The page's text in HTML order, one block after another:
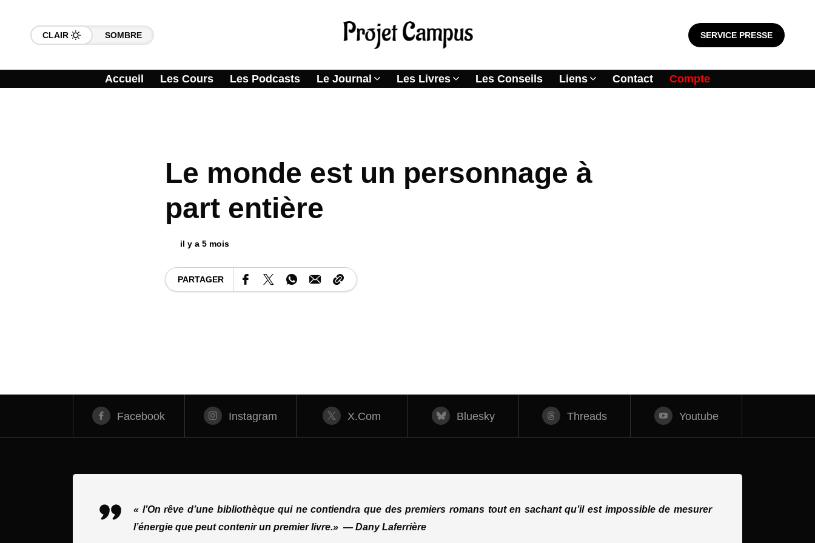
CLAIR SOMBRE SERVICE PRESSE
Accueil Les Cours Les Podcasts Le Journal Les Livres Les Conseils Liens Contact Compte
02
Le monde est un personnage à
part entière
il y a 5 mois
PARTAGER
Facebook Instagram X.com Bluesky Threads Youtube
« l’On rêve d’une bibliothèque qui ne contiendra que des premiers romans tout en sachant qu’il est impossible de mesurer
l’énergie que peut contenir un premier livre.» — Dany Laferrière